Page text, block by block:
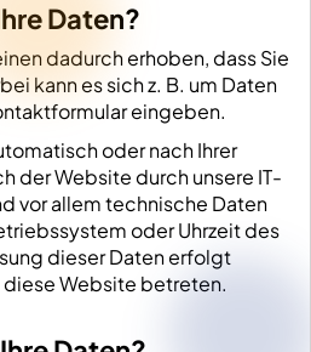
Daten?
dadurch erhoben, dass Sie
kann es sich z. B. um Daten
eingeben.
oder nach Ihrer
der Website durch unsere IT-
vor allem technische Daten
oder Uhrzeit des
dieser Daten erfolgt
Website betreten.